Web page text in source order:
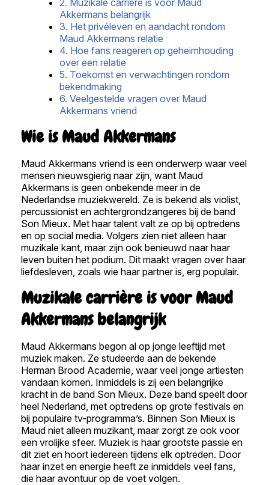
Akkermans belangrijk
3. Het privéleven en aandacht rondom
Maud Akkermans relatie
4. Hoe fans reageren op geheimhouding
over een relatie
5. Toekomst en verwachtingen rondom
bekendmaking
6. Veelgestelde vragen over Maud
Akkermans vriend
Wie is Maud Akkermans
Maud Akkermans vriend is een onderwerp waar veel
mensen nieuwsgierig naar zijn, want Maud
Akkermans is geen onbekende meer in de
Nederlandse muziekwereld. Ze is bekend als violist,
percussionist en achtergrondzangeres bij de band
Son Mieux. Met haar talent valt ze op bij optredens
en op social media. Volgers zien niet alleen haar
muzikale kant, maar zijn ook benieuwd naar haar
leven buiten het podium. Dit maakt vragen over haar
liefdesleven, zoals wie haar partner is, erg populair.
Muzikale carrière is voor Maud
Akkermans belangrijk
Maud Akkermans begon al op jonge leeftijd met
muziek maken. Ze studeerde aan de bekende
Herman Brood Academie, waar veel jonge artiesten
vandaan komen. Inmiddels is zij een belangrijke
kracht in de band Son Mieux. Deze band speelt door
heel Nederland, met optredens op grote festivals en
bij populaire tv-programma’s. Binnen Son Mieux is
Maud niet alleen muzikant, maar zorgt ze ook voor
een vrolijke sfeer. Muziek is haar grootste passie en
dit ziet en hoort iedereen tijdens elk optreden. Door
haar inzet en energie heeft ze inmiddels veel fans,
die haar avontuur op de voet volgen.